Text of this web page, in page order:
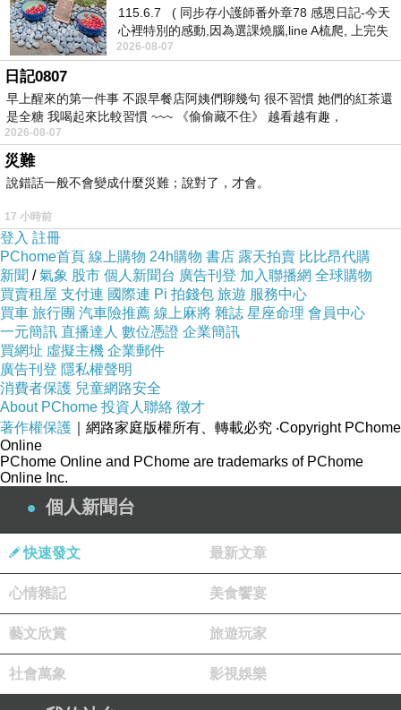
牛奶》 的實物拍攝
跟大家說〔小禮堂〕Kitty 頭型柄折疊雨陽傘
《粉.大臉.小熊.蝴蝶結.牛奶》現在真的很夯
價格不錯的時候就要快下手
其他細節★寫在這邊★
有興趣的話就連進去看看囉！
↓↓↓限量特惠的優惠按鈕↓↓↓
生活達人>【 〔小禮堂〕Kitty 頭型柄折疊雨陽
傘《粉.大臉.小熊.蝴蝶結.牛奶》 】
↓↓↓限量特惠的優惠按鈕↓↓↓直殺成本
115.6.7 ( 同步存小護師番外章78 感恩日記-今天
心裡特別的感動,因為選課燒腦,line A梳爬, 上完失
智課的她,特來傾
2026-08-07
日記0807
早上醒來的第一件事 不跟早餐店阿姨們聊幾句 很不習慣 她們的紅茶還
是全糖 我喝起來比較習慣 ~~~ 《偷偷藏不住》 越看越有趣，
2026-08-07
災難
說錯話一般不會變成什麼災難；說對了，才會。
17 小時前
登入 註冊
PChome首頁 線上購物 24h購物 書店 露天拍賣 比比昂代購
新聞 /氣象 股市 個人新聞台 廣告刊登 加入聯播網 全球購物
買賣租屋 支付連 國際連 Pi 拍錢包 旅遊 服務中心
買車 旅行團 汽車險推薦 線上麻將 雜誌 星座命理 會員中心
一元簡訊 直播達人 數位憑證 企業簡訊
買網址 虛擬主機 企業郵件
廣告刊登 隱私權聲明
消費者保護 兒童網路安全
About PChome 投資人聯絡 徵才
著作權保護 ｜網路家庭版權所有、轉載必究 ‧Copyright PChome
Online
PChome Online and PChome are trademarks of PChome
Online Inc.
個人新聞台
快速發文 最新文章
心情雜記 美食饗宴
藝文欣賞 旅遊玩家
社會萬象 影視娛樂